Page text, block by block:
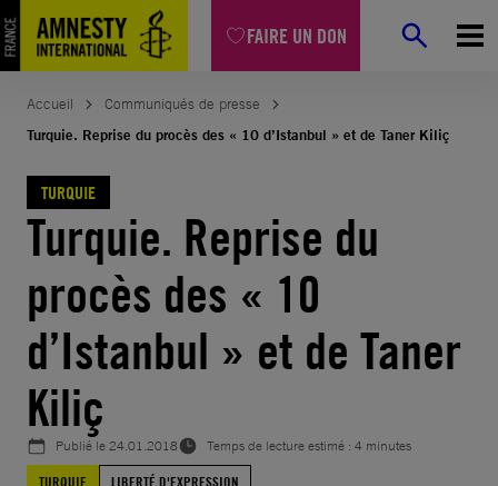
FAIRE UN DON
Aller
au
contenu
Accueil
Communiqués de presse
Turquie. Reprise du procès des « 10 d’Istanbul » et de Taner Kiliç
TURQUIE
Turquie. Reprise du
procès des « 10
d’Istanbul » et de Taner
Kiliç
Publié le24.01.2018
Temps de lecture estimé : 4 minutes
TURQUIE
LIBERTÉ D'EXPRESSION